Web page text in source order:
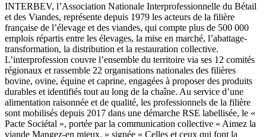
INTERBEV, l’Association Nationale Interprofessionnelle du Bétail
et des Viandes, représente depuis 1979 les acteurs de la filière
française de l’élevage et des viandes, qui compte plus de 500 000
emplois répartis entre les élevages, la mise en marché, l’abattage-
transformation, la distribution et la restauration collective.
L’interprofession couvre l’ensemble du territoire via ses 12 comités
régionaux et rassemble 22 organisations nationales des filières
bovine, ovine, équine et caprine, engagées à proposer des produits
durables et identifiés tout au long de la chaîne. Au service d’une
alimentation raisonnée et de qualité, les professionnels de la filière
sont mobilisés depuis 2017 dans une démarche RSE labellisée, le «
Pacte Sociétal », portée par la communication collective « Aimez la
viande Mangez-en mieux. » signée « Celles et ceux qui font la